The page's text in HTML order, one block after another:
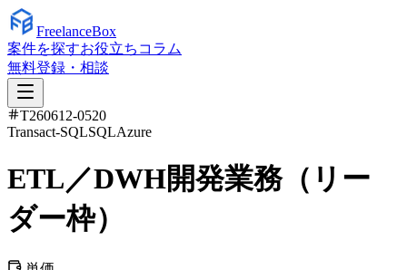
FreelanceBox
案件を探すお役立ちコラム
無料登録・相談
T260612-0520
Transact-SQLSQLAzure
ETL／DWH開発業務（リー
ダー枠）